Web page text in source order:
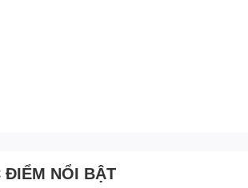
ĐIỂM NỔI BẬT